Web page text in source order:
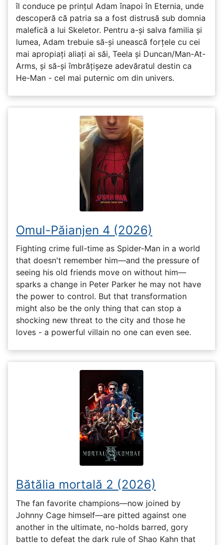
îl conduce pe prințul Adam înapoi în Eternia, unde
descoperă că patria sa a fost distrusă sub domnia
malefică a lui Skeletor. Pentru a-și salva familia și
lumea, Adam trebuie să-și unească forțele cu cei
mai apropiați aliați ai săi, Teela și Duncan/Man-At-
Arms, și să-și îmbrățișeze adevăratul destin ca
He-Man - cel mai puternic om din univers.
Omul-Păianjen 4 (2026)
Fighting crime full-time as Spider-Man in a world
that doesn't remember him—and the pressure of
seeing his old friends move on without him—
sparks a change in Peter Parker he may not have
the power to control. But that transformation
might also be the only thing that can stop a
shocking new threat to the city and those he
loves - a powerful villain no one can even see.
Bătălia mortală 2 (2026)
The fan favorite champions—now joined by
Johnny Cage himself—are pitted against one
another in the ultimate, no-holds barred, gory
battle to defeat the dark rule of Shao Kahn that